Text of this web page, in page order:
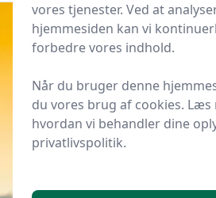
Ikonografien i Vor
altertavle - forklaret
vores tjenester. Ved at
hjemmesiden kan vi
forbedre vores indhold.
Når du bruger denne
du vores brug af cookies. Læs
hvordan vi behandler dine
privatlivspolitik.